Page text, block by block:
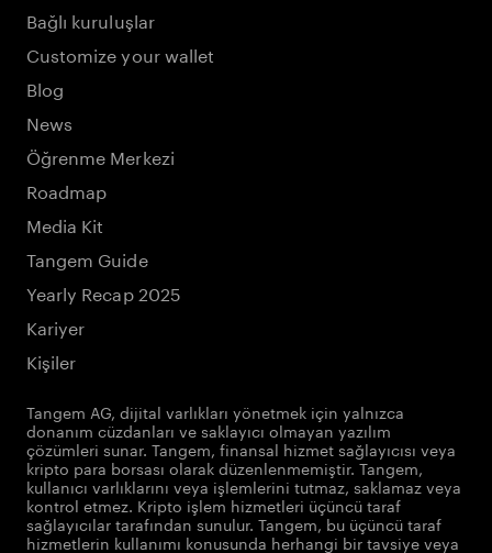
Bağlı kuruluşlar
Customize your wallet
Blog
News
Öğrenme Merkezi
Roadmap
Media Kit
Tangem Guide
Yearly Recap 2025
Kariyer
Kişiler
Tangem AG, dijital varlıkları yönetmek için yalnızca
donanım cüzdanları ve saklayıcı olmayan yazılım
çözümleri sunar. Tangem, finansal hizmet sağlayıcısı veya
kripto para borsası olarak düzenlenmemiştir. Tangem,
kullanıcı varlıklarını veya işlemlerini tutmaz, saklamaz veya
kontrol etmez. Kripto işlem hizmetleri üçüncü taraf
sağlayıcılar tarafından sunulur. Tangem, bu üçüncü taraf
hizmetlerin kullanımı konusunda herhangi bir tavsiye veya